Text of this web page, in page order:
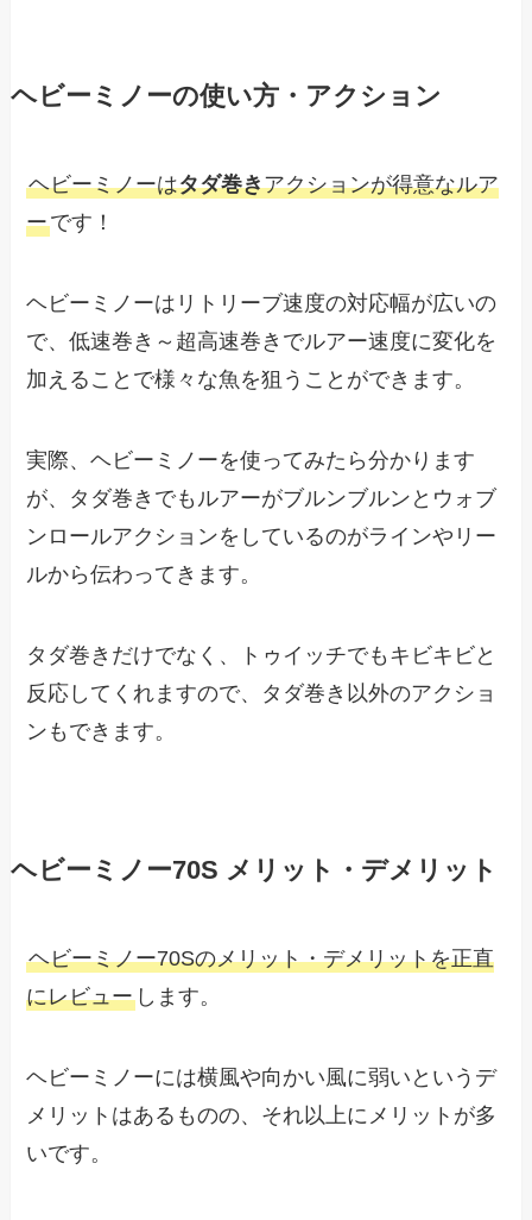
ヘビーミノーの使い方・アクション
ヘビーミノーはタダ巻きアクションが得意なルア
ーです！
ヘビーミノーはリトリーブ速度の対応幅が広いの
で、低速巻き～超高速巻きでルアー速度に変化を
加えることで様々な魚を狙うことができます。
実際、ヘビーミノーを使ってみたら分かります
が、タダ巻きでもルアーがブルンブルンとウォブ
ンロールアクションをしているのがラインやリー
ルから伝わってきます。
タダ巻きだけでなく、トゥイッチでもキビキビと
反応してくれますので、タダ巻き以外のアクショ
ンもできます。
ヘビーミノー70S メリット・デメリット
ヘビーミノー70Sのメリット・デメリットを正直
にレビュー します。
ヘビーミノーには横風や向かい風に弱いというデ
メリットはあるものの、それ以上にメリットが多
いです。